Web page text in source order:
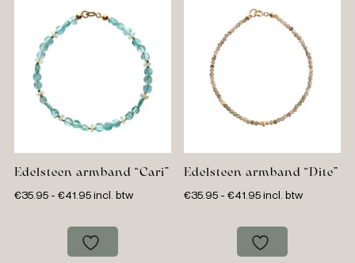
Edelsteen armband “Cari”
€35.95 - €41.95Prijsklasse:
tot
€41.95
incl. btw
Edelsteen armband “Dite”
€35.95 - €41.95Prijsklasse:
tot
€41.95
incl. btw